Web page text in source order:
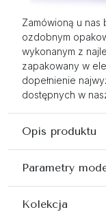
Zamówioną u nas
ozdobnym
wykonanym z
zapakowany w
dopełnienie
dostępnych w
Opis produktu
Parametry
Kolekcja